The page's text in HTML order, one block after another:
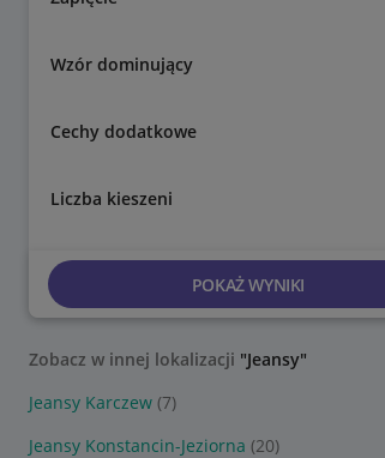
Wzór dominujący
Cechy dodatkowe
Liczba kieszeni
POKAŻ WYNIKI
Zobacz w innej lokalizacji "Jeansy"
Jeansy Karczew (7)
Jeansy Konstancin-Jeziorna (20)